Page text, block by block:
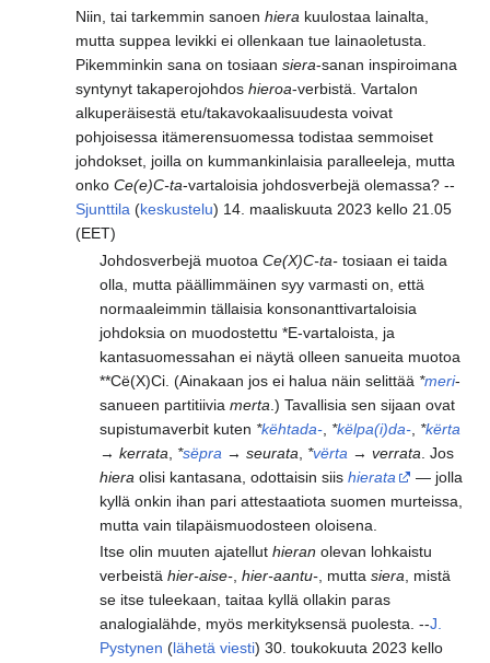
Niin, tai tarkemmin sanoen hierakuulostaa lainalta,
mutta suppea levikki ei ollenkaan tue lainaoletusta.
Pikemminkin sana on tosiaan siera-sanan inspiroimana
syntynyt takaperojohdos hieroa-verbistä. Vartalon
alkuperäisestä etu/takavokaalisuudesta voivat
pohjoisessa itämerensuomessa todistaa semmoiset
johdokset, joilla on kummankinlaisia paralleeleja, mutta
onko Ce(e)C-ta-vartaloisia johdosverbejä olemassa? --
Sjunttila(keskustelu) 14. maaliskuuta 2023 kello 21.05
(EET)
Johdosverbejä muotoaCe(X)C-ta- tosiaan ei taida
olla, mutta päällimmäinen syy varmasti on, että
normaaleimmin tällaisia konsonanttivartaloisia
johdoksia on muodostettu *E-vartaloista, ja
kantasuomessahan ei näytä olleen sanueita muotoa
**Cë(X)Ci. (Ainakaan jos ei halua näin selittää *meri-
sanueen partitiiviamerta.) Tavallisia sen sijaan ovat
supistumaverbit kuten *këhtada-, *këlpa(i)da-, *kërta
→kerrata, *sëpra →seurata, *vërta →verrata. Jos
hiera olisi kantasana, odottaisin siishierata
— jolla
kyllä onkin ihan pari attestaatiota suomen murteissa,
mutta vain tilapäismuodosteen oloisena.
Itse olin muuten ajatelluthieran olevan lohkaistu
verbeistähier-aise- ,hier-aantu- , muttasiera , mistä
se itse tuleekaan, taitaa kyllä ollakin paras
analogialähde, myös merkityksensä puolesta. --J.
Pystynen (lähetä viesti) 30. toukokuuta 2023 kello